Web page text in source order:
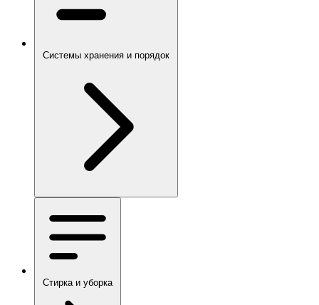
Системы хранения и порядок
Стирка и уборка